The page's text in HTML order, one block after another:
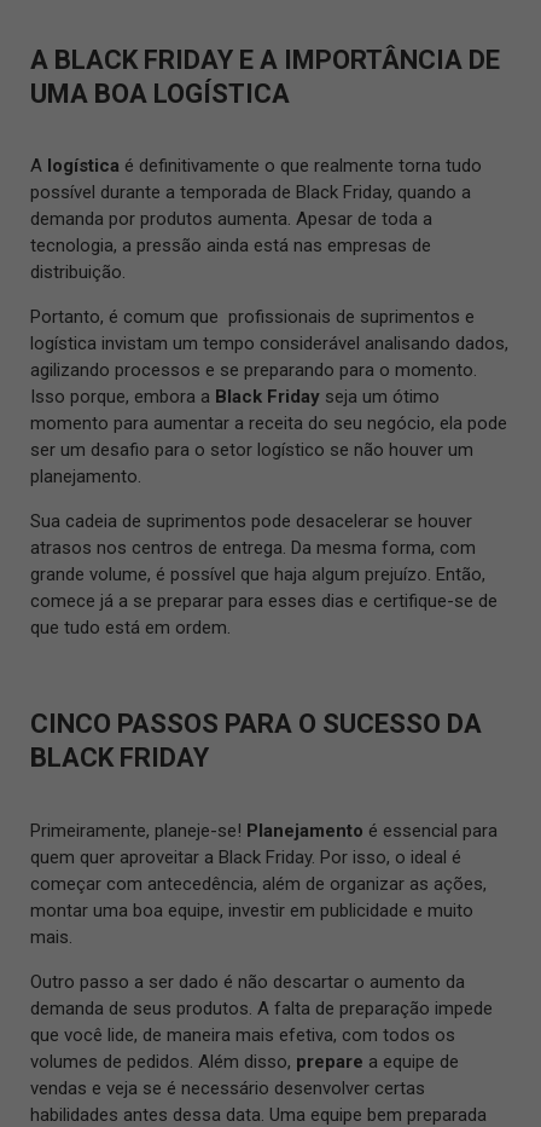
A BLACK FRIDAY E A IMPORTÂNCIA DE
UMA BOA LOGÍSTICA
A logística é definitivamente o que realmente torna tudo
possível durante a temporada de Black Friday, quando a
demanda por produtos aumenta. Apesar de toda a
tecnologia, a pressão ainda está nas empresas de
distribuição.
Portanto, é comum que profissionais de suprimentos e
logística invistam um tempo considerável analisando dados,
agilizando processos e se preparando para o momento.
Isso porque, embora a Black Friday seja um ótimo
momento para aumentar a receita do seu negócio, ela pode
ser um desafio para o setor logístico se não houver um
planejamento.
Sua cadeia de suprimentos pode desacelerar se houver
atrasos nos centros de entrega. Da mesma forma, com
grande volume, é possível que haja algum prejuízo. Então,
comece já a se preparar para esses dias e certifique-se de
que tudo está em ordem.
CINCO PASSOS PARA O SUCESSO DA
BLACK FRIDAY
Primeiramente, planeje-se! Planejamento é essencial para
quem quer aproveitar a Black Friday. Por isso, o ideal é
começar com antecedência, além de organizar as ações,
montar uma boa equipe, investir em publicidade e muito
mais.
Outro passo a ser dado é não descartar o aumento da
demanda de seus produtos. A falta de preparação impede
que você lide, de maneira mais efetiva, com todos os
volumes de pedidos. Além disso, prepare a equipe de
vendas e veja se é necessário desenvolver certas
habilidades antes dessa data. Uma equipe bem preparada